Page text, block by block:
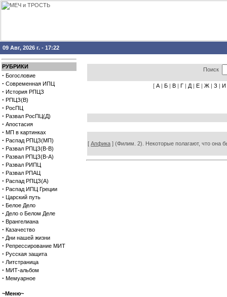
09 Авг, 2026 г. - 17:22
РУБРИКИ
· Богословие
· Современная ИПЦ
· История РПЦЗ
· РПЦЗ(В)
· РосПЦ
· Развал РосПЦ(Д)
· Апостасия
· МП в картинках
· Распад РПЦЗ(МП)
· Развал РПЦЗ(В-В)
· Развал РПЦЗ(В-А)
· Развал РИПЦ
· Развал РПАЦ
· Распад РПЦЗ(А)
· Распад ИПЦ Греции
· Царский путь
· Белое Дело
· Дело о Белом Деле
· Врангелиана
· Казачество
· Дни нашей жизни
· Репрессирование МИТ
· Русская защита
· Литстраница
· МИТ-альбом
· Мемуарное
~Меню~
Поиск
[ А | Б | В | Г | Д | Е | Ж | З | И
[ Апфика ] (Филим. 2). Некоторые полагают, что она